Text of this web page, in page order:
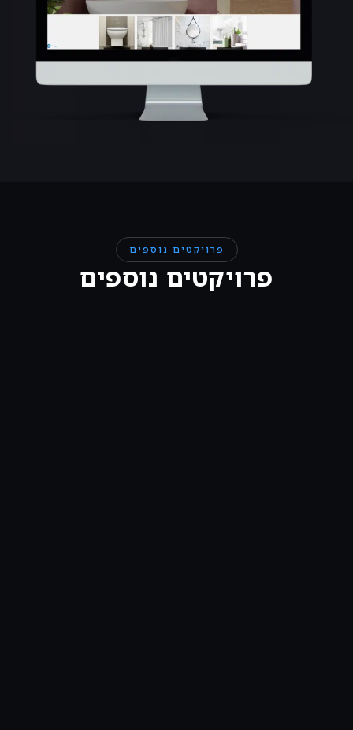
פרויקטים נוספים
פרויקטים נוספים